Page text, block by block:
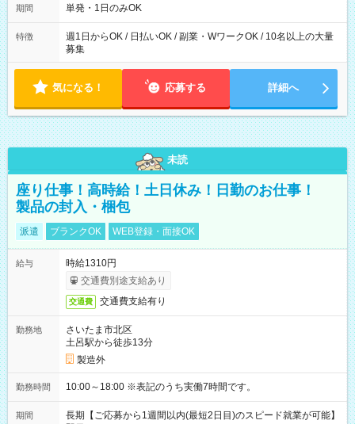
可能です！ ※1日あたりの最大実働時間は日勤、夜勤共に勤務し
期間 単発・1日のみOK
特徴
週1日からOK / 日払いOK / 副業・WワークOK / 10名以上の大量
募集
気になる！ 応募する 詳細へ
未読
座り仕事！高時給！土日休み！日勤のお仕事！
製品の封入・梱包
派遣 ブランクOK WEB登録・面接OK
給与
時給1310円
交通費別途支給あり
交通費 交通費支給有り
勤務地
さいたま市北区
土呂駅から徒歩13分
製造外
勤務時間 10:00～18:00 ※表記のうち実働7時間です。
期間
長期【ご応募から1週間以内(最短2日目)のスピード就業が可能】